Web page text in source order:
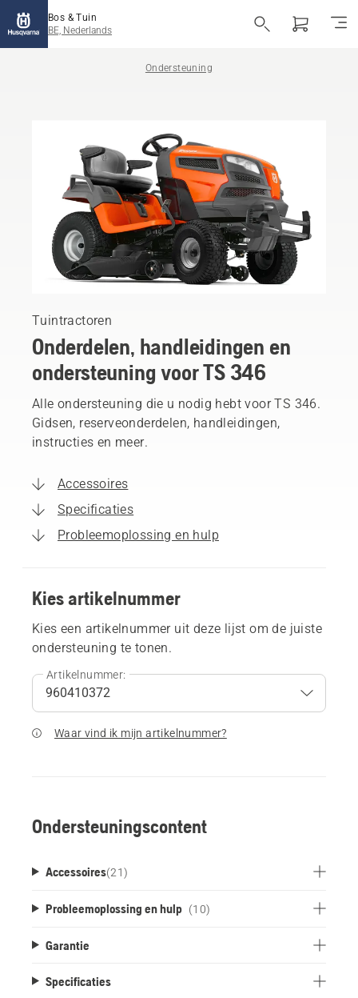
Bos & Tuin
BE, Nederlands
Ondersteuning
Tuintractoren
Onderdelen, handleidingen en
ondersteuning voor TS 346
Alle ondersteuning die u nodig hebt voor TS 346.
Gidsen, reserveonderdelen, handleidingen,
instructies en meer.
Accessoires
Specificaties
Probleemoplossing en hulp
Kies artikelnummer
Kies een artikelnummer uit deze lijst om de juiste
ondersteuning te tonen.
Artikelnummer:
Waar vind ik mijn artikelnummer?
Ondersteuningscontent
Accessoires(21)
Probleemoplossing en hulp (10)
Garantie
Specificaties